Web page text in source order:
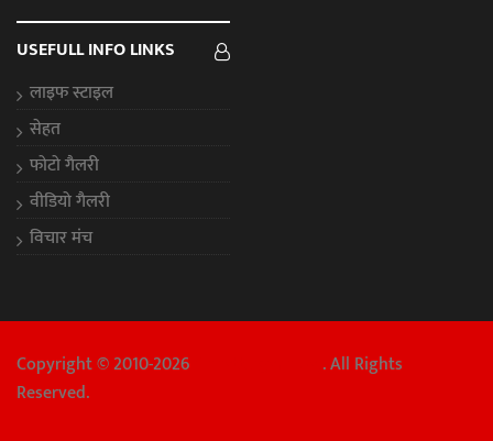
USEFULL INFO LINKS
लाइफ स्टाइल
सेहत
फोटो गैलरी
वीडियो गैलरी
विचार मंच
Copyright © 2010-2026
. All Rights
Reserved.